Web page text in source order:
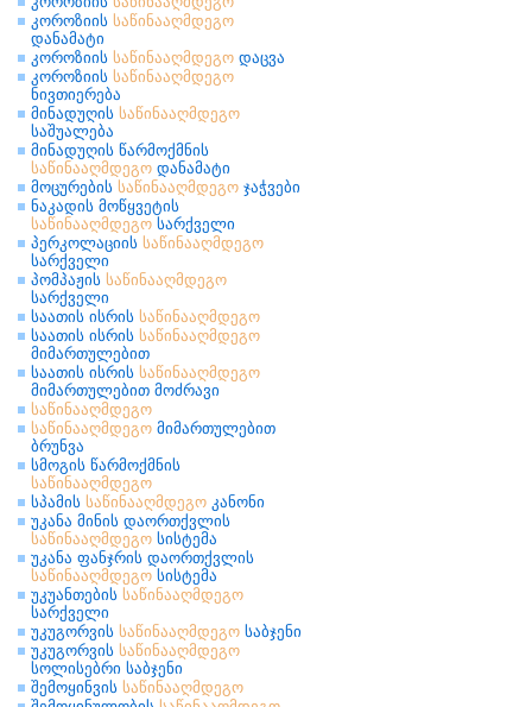
კოროზიის საწინააღმდეგო
დანამატი
კოროზიის საწინააღმდეგო დაცვა
კოროზიის საწინააღმდეგო
ნივთიერება
მინადუღის საწინააღმდეგო
საშუალება
მინადუღის წარმოქმნის
საწინააღმდეგო დანამატი
მოცურების საწინააღმდეგო ჯაჭვები
ნაკადის მოწყვეტის
საწინააღმდეგო სარქველი
პერკოლაციის საწინააღმდეგო
სარქველი
პომპაჟის საწინააღმდეგო
სარქველი
საათის ისრის საწინააღმდეგო
საათის ისრის საწინააღმდეგო
მიმართულებით
საათის ისრის საწინააღმდეგო
მიმართულებით მოძრავი
საწინააღმდეგო
საწინააღმდეგო მიმართულებით
ბრუნვა
სმოგის წარმოქმნის
საწინააღმდეგო
სპამის საწინააღმდეგო კანონი
უკანა მინის დაორთქვლის
საწინააღმდეგო სისტემა
უკანა ფანჯრის დაორთქვლის
საწინააღმდეგო სისტემა
უკუანთების საწინააღმდეგო
სარქველი
უკუგორვის საწინააღმდეგო საბჯენი
უკუგორვის საწინააღმდეგო
სოლისებრი საბჯენი
შემოყინვის საწინააღმდეგო